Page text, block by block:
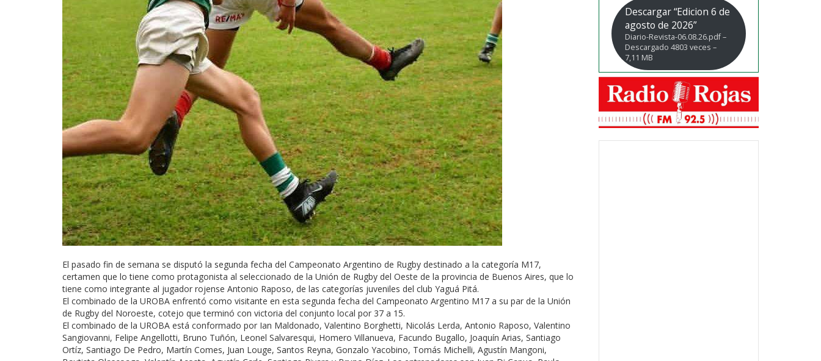
El pasado fin de semana se disputó la segunda fecha del Campeonato Argentino de Rugby destinado a la categoría M17,
certamen que lo tiene como protagonista al seleccionado de la Unión de Rugby del Oeste de la provincia de Buenos Aires, que lo
tiene como integrante al jugador rojense Antonio Raposo, de las categorías juveniles del club Yaguá Pitá.
El combinado de la UROBA enfrentó como visitante en esta segunda fecha del Campeonato Argentino M17 a su par de la Unión
de Rugby del Noroeste, cotejo que terminó con victoria del conjunto local por 37 a 15.
El combinado de la UROBA está conformado por Ian Maldonado, Valentino Borghetti, Nicolás Lerda, Antonio Raposo, Valentino
Sangiovanni, Felipe Angellotti, Bruno Tuñón, Leonel Salvaresqui, Homero Villanueva, Facundo Bugallo, Joaquín Arias, Santiago
Ortíz, Santiago De Pedro, Martín Comes, Juan Louge, Santos Reyna, Gonzalo Yacobino, Tomás Michelli, Agustín Mangoni,
Descargar “Edicion 6 de
agosto de 2026”
Diario-Revista-06.08.26.pdf –
Descargado 4803 veces –
7,11 MB